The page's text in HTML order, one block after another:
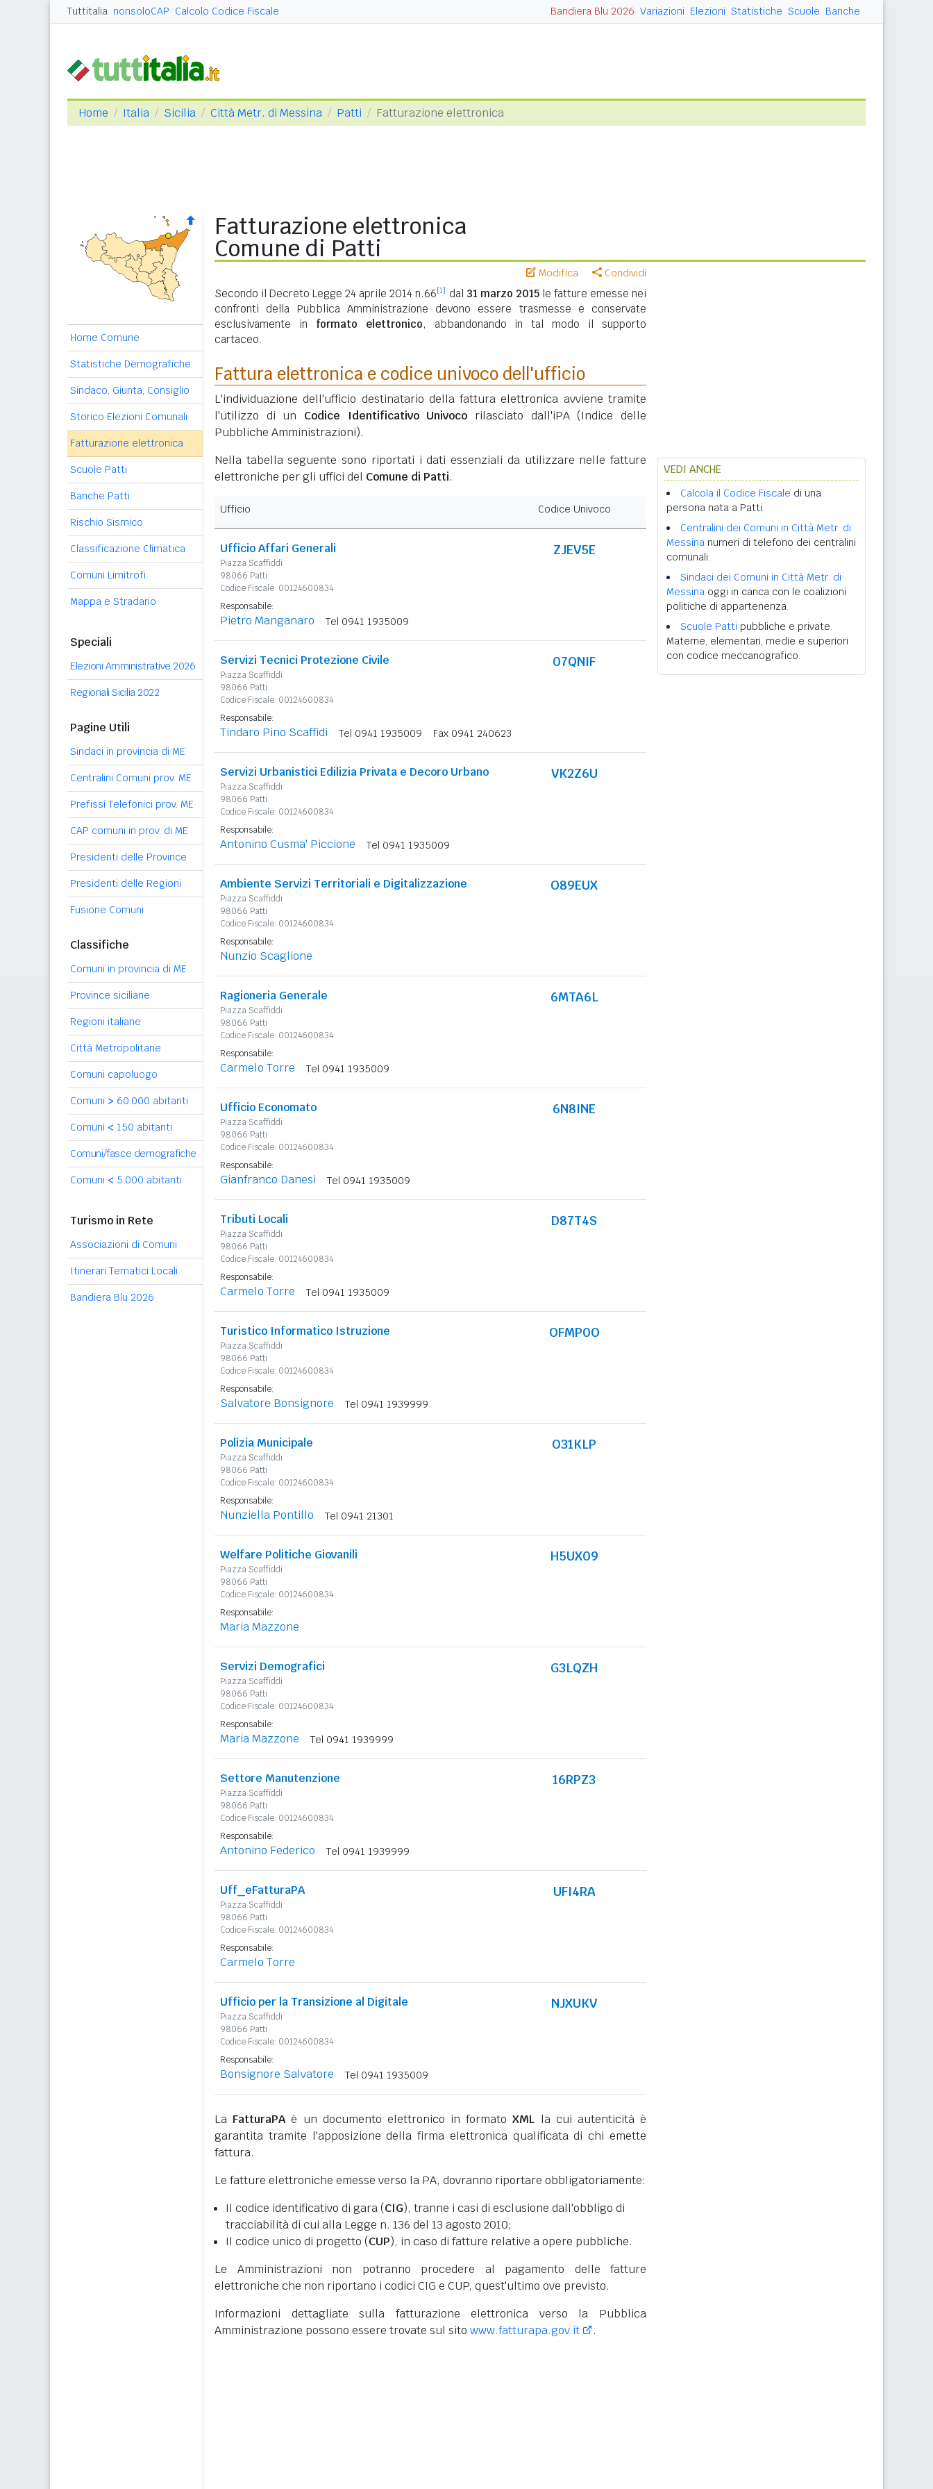
Tuttitalia nonsoloCAP Calcolo Codice Fiscale Bandiera Blu 2026 Variazioni Elezioni Statistiche Scuole Banche
Home Italia Sicilia Città Metr. di Messina Patti Fatturazione elettronica
Home Comune
Statistiche Demografiche
Sindaco, Giunta, Consiglio
Storico Elezioni Comunali
Fatturazione elettronica
Scuole Patti
Banche Patti
Rischio Sismico
Classificazione Climatica
Comuni Limitrofi
Mappa e Stradario
Speciali
Elezioni Amministrative 2026
Regionali Sicilia 2022
Pagine Utili
Sindaci in provincia di ME
Centralini Comuni prov. ME
Prefissi Telefonici prov. ME
CAP comuni in prov. di ME
Presidenti delle Province
Presidenti delle Regioni
Fusione Comuni
Classifiche
Comuni in provincia di ME
Province siciliane
Regioni italiane
Città Metropolitane
Comuni capoluogo
Comuni > 60.000 abitanti
Comuni < 150 abitanti
Comuni/fasce demografiche
Comuni < 5.000 abitanti
Turismo in Rete
Associazioni di Comuni
Itinerari Tematici Locali
Bandiera Blu 2026
Fatturazione elettronica
Comune di Patti
Modifica Condividi
Secondo il Decreto Legge 24 aprile 2014 n.66[1] dal 31 marzo 2015le fatture emesse nei
confronti della Pubblica Amministrazione devono essere trasmesse e conservate
esclusivamente in formato elettronico, abbandonando in tal modo il supporto
cartaceo.
Fattura elettronica e codice univoco dell'ufficio
L'individuazione dell'ufficio destinatario della fattura elettronica avviene tramite
l'utilizzo di un Codice Identificativo Univoco rilasciato dall'iPA (Indice delle
Pubbliche Amministrazioni).
Nella tabella seguente sono riportati i dati essenziali da utilizzare nelle fatture
elettroniche per gli uffici del Comune di Patti.
Ufficio Codice Univoco
Ufficio Affari Generali
Piazza Scaffiddi
98066 Patti
Codice Fiscale: 00124600834
ZJEV5E
Responsabile:
Pietro Manganaro Tel 0941 1935009
Servizi Tecnici Protezione Civile
Piazza Scaffiddi
98066 Patti
Codice Fiscale: 00124600834
07QNIF
Responsabile:
Tindaro Pino Scaffidi Tel 0941 1935009 Fax 0941 240623
Servizi Urbanistici Edilizia Privata e Decoro Urbano
Piazza Scaffiddi
98066 Patti
Codice Fiscale: 00124600834
VK2Z6U
Responsabile:
Antonino Cusma' Piccione Tel 0941 1935009
Ambiente Servizi Territoriali e Digitalizzazione
Piazza Scaffiddi
98066 Patti
Codice Fiscale: 00124600834
O89EUX
Responsabile:
Nunzio Scaglione
Ragioneria Generale
Piazza Scaffiddi
98066 Patti
Codice Fiscale: 00124600834
6MTA6L
Responsabile:
Carmelo Torre Tel 0941 1935009
Ufficio Economato
Piazza Scaffiddi
98066 Patti
Codice Fiscale: 00124600834
6N8INE
Responsabile:
Gianfranco Danesi Tel 0941 1935009
Tributi Locali
Piazza Scaffiddi
98066 Patti
Codice Fiscale: 00124600834
D87T4S
Responsabile:
Carmelo Torre Tel 0941 1935009
Turistico Informatico Istruzione
Piazza Scaffiddi
98066 Patti
Codice Fiscale: 00124600834
OFMP0O
Responsabile:
Salvatore Bonsignore Tel 0941 1939999
Polizia Municipale
Piazza Scaffiddi
98066 Patti
Codice Fiscale: 00124600834
O31KLP
Responsabile:
Nunziella Pontillo Tel 0941 21301
Welfare Politiche Giovanili
Piazza Scaffiddi
98066 Patti
Codice Fiscale: 00124600834
H5UX09
Responsabile:
Maria Mazzone
Servizi Demografici
Piazza Scaffiddi
98066 Patti
Codice Fiscale: 00124600834
G3LQZH
Responsabile:
Maria Mazzone Tel 0941 1939999
Settore Manutenzione
Piazza Scaffiddi
98066 Patti
Codice Fiscale: 00124600834
16RPZ3
Responsabile:
Antonino Federico Tel 0941 1939999
Uff_eFatturaPA
Piazza Scaffiddi
98066 Patti
Codice Fiscale: 00124600834
UFI4RA
Responsabile:
Carmelo Torre
Ufficio per la Transizione al Digitale
Piazza Scaffiddi
98066 Patti
Codice Fiscale: 00124600834
NJXUKV
Responsabile:
Bonsignore Salvatore Tel 0941 1935009
La FatturaPA è un documento elettronico in formatoXML la cui autenticità è
garantita tramite l'apposizione della firma elettronica qualificata di chi emette
fattura.
Le fatture elettroniche emesse verso la PA, dovranno riportare obbligatoriamente:
Il codice identificativo di gara (CIG), tranne i casi di esclusione dall'obbligo di
tracciabilità di cui alla Legge n. 136 del 13 agosto 2010;
Il codice unico di progetto (CUP), in caso di fatture relative a opere pubbliche.
Le Amministrazioni non potranno procedere al pagamento delle fatture
elettroniche che non riportano i codici CIG e CUP, quest'ultimo ove previsto.
Informazioni dettagliate sulla fatturazione elettronica verso la Pubblica
Amministrazione possono essere trovate sul sito www.fatturapa.gov.it .
VEDI ANCHE
Calcola il Codice Fiscale di una
persona nata a Patti.
Centralini dei Comuni in Città Metr. di
Messina numeri di telefono dei centralini
comunali.
Sindaci dei Comuni in Città Metr. di
Messina oggi in carica con le coalizioni
politiche di appartenenza.
Scuole Patti pubbliche e private.
Materne, elementari, medie e superiori
con codice meccanografico.